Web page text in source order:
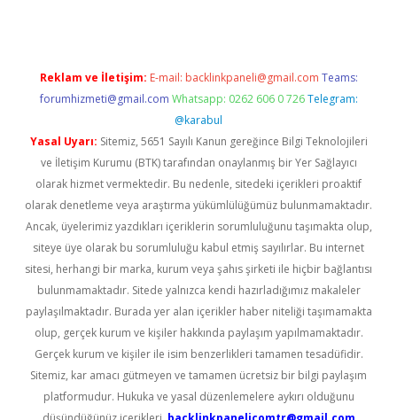
Reklam ve İletişim: E-mail: backlinkpaneli@gmail.com Teams:
forumhizmeti@gmail.com Whatsapp: 0262 606 0 726 Telegram:
@karabul
Yasal Uyarı: Sitemiz, 5651 Sayılı Kanun gereğince Bilgi Teknolojileri
ve İletişim Kurumu (BTK) tarafından onaylanmış bir Yer Sağlayıcı
olarak hizmet vermektedir. Bu nedenle, sitedeki içerikleri proaktif
olarak denetleme veya araştırma yükümlülüğümüz bulunmamaktadır.
Ancak, üyelerimiz yazdıkları içeriklerin sorumluluğunu taşımakta olup,
siteye üye olarak bu sorumluluğu kabul etmiş sayılırlar. Bu internet
sitesi, herhangi bir marka, kurum veya şahıs şirketi ile hiçbir bağlantısı
bulunmamaktadır. Sitede yalnızca kendi hazırladığımız makaleler
paylaşılmaktadır. Burada yer alan içerikler haber niteliği taşımamakta
olup, gerçek kurum ve kişiler hakkında paylaşım yapılmamaktadır.
Gerçek kurum ve kişiler ile isim benzerlikleri tamamen tesadüfidir.
Sitemiz, kar amacı gütmeyen ve tamamen ücretsiz bir bilgi paylaşım
platformudur. Hukuka ve yasal düzenlemelere aykırı olduğunu